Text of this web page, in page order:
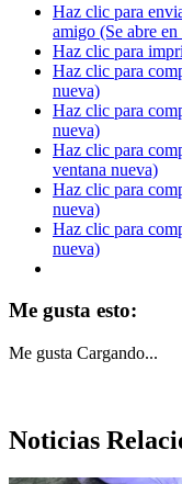
Haz clic para
amigo (Se abre
Haz clic para
Haz clic para
nueva)
Haz clic para
nueva)
Haz clic para
ventana nueva)
Haz clic para
nueva)
Haz clic para
nueva)
Me gusta esto:
Me gusta Cargando...
Noticias